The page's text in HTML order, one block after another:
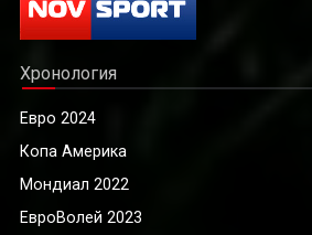
Хронология
Евро 2024
Копа Америка
Мондиал 2022
ЕвроВолей 2023